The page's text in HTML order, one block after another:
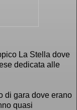
La Stella dove
dedicata alle
di gara dove erano
quasi